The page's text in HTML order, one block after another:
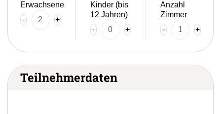
Erwachsene
-
+
Kinder (bis
12 Jahren)
-
+
Anzahl
Zimmer
-
+
Teilnehmerdaten